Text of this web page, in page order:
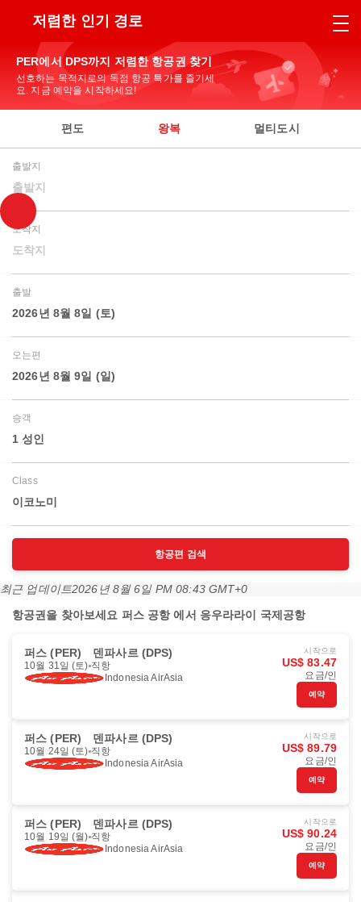
저렴한 인기 경로
PER에서 DPS까지 저렴한 항공권 찾기
선호하는 목적지로의 독점 항공 특가를 즐기세
요. 지금 예약을 시작하세요!
편도 왕복 멀티도시
출발지
출발지
도착지
도착지
출발
2026년 8월 8일 (토)
오는편
2026년 8월 9일 (일)
승객
1 성인
Class
이코노미
항공편 검색
최근 업데이트2026년 8월 6일 PM 08:43 GMT+0
항공권을 찾아보세요 퍼스 공항 에서 응우라라이 국제공항
퍼스 (PER) 덴파사르 (DPS)
10월 31일 (토) 직항
Indonesia AirAsia
시작으로
US$ 83.47
요금/인
예약
퍼스 (PER) 덴파사르 (DPS)
10월 24일 (토) 직항
Indonesia AirAsia
시작으로
US$ 89.79
요금/인
예약
퍼스 (PER) 덴파사르 (DPS)
10월 19일 (월) 직항
Indonesia AirAsia
시작으로
US$ 90.24
요금/인
예약